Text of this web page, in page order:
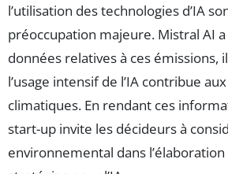
l’utilisation des technologies d’IA
préoccupation majeure. Mistral AI
données relatives à ces
l’usage intensif de l’IA contribue
climatiques. En rendant ces
start-up invite les décideurs à
environnemental dans